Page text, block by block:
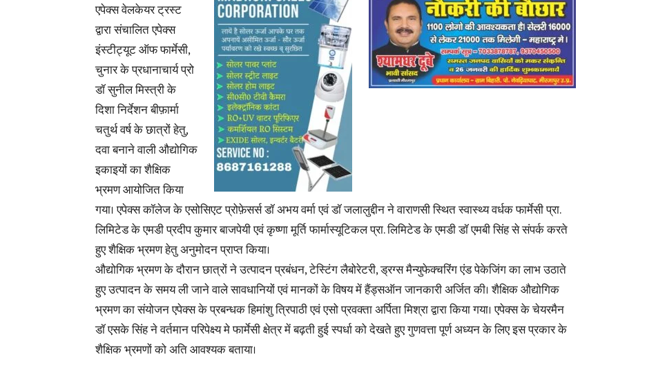
Hindi,
Hindi
News
एपेक्स वेलकेयर ट्रस्ट
द्वारा संचालित एपेक्स
इंस्टीट्यूट ऑफ फार्मेसी,
चुनार के प्रधानाचार्य प्रो
डॉ सुनील मिस्त्री के
दिशा निर्देशन बीफ़ार्मा
चतुर्थ वर्ष के छात्रों हेतु,
दवा बनाने वाली औद्योगिक
इकाइयों का शैक्षिक
भ्रमण आयोजित किया
गया। एपेक्स कॉलेज के एसोसिएट प्रोफ़ेसर्स डॉ अभय वर्मा एवं डॉ जलालुद्दीन ने वाराणसी स्थित स्वास्थ्य वर्धक फार्मेसी प्रा.
लिमिटेड के एमडी प्रदीप कुमार बाजपेयी एवं कृष्णा मूर्ति फार्मास्यूटिकल प्रा. लिमिटेड के एमडी डॉ एमबी सिंह से संपर्क करते
हुए शैक्षिक भ्रमण हेतु अनुमोदन प्राप्त किया।
औद्योगिक भ्रमण के दौरान छात्रों ने उत्पादन प्रबंधन, टेस्टिंग लैबोरेटरी, ड्रग्स मैन्युफेक्चरिंग एंड पेकेजिंग का लाभ उठाते
हुए उत्पादन के समय ली जाने वाले सावधानियों एवं मानकों के विषय में हैंड्सऑन जानकारी अर्जित की। शैक्षिक औद्योगिक
भ्रमण का संयोजन एपेक्स के प्रबन्धक हिमांशु त्रिपाठी एवं एसो प्रवक्ता अर्पिता मिश्रा द्वारा किया गया। एपेक्स के चेयरमैन
डॉ एसके सिंह ने वर्तमान परिपेक्ष्य मे फार्मेसी क्षेत्र में बढ़ती हुई स्पर्धा को देखते हुए गुणवत्ता पूर्ण अध्यन के लिए इस प्रकार के
शैक्षिक भ्रमणों को अति आवश्यक बताया।